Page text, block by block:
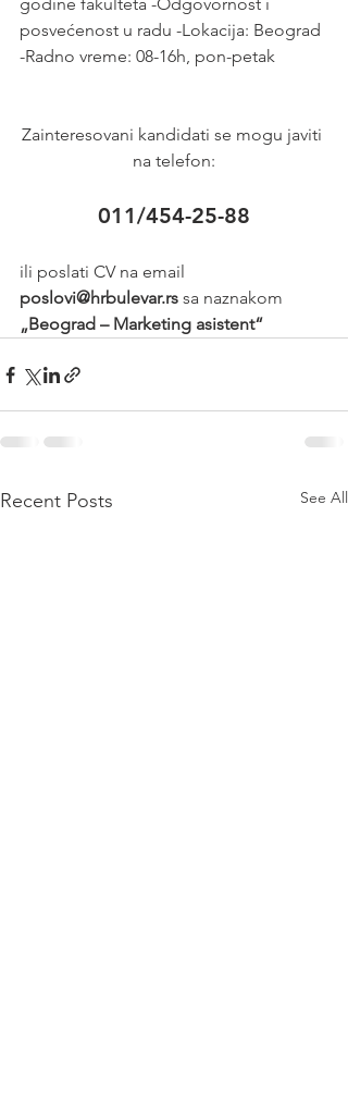
posvećenost u radu -Lokacija: Beograd
-Radno vreme: 08-16h, pon-petak
Zainteresovani kandidati se mogu javiti
na telefon:
011/454-25-88
ili poslati CV na email
poslovi@hrbulevar.rs sa naznakom
„Beograd – Marketing asistent“
Recent Posts See All